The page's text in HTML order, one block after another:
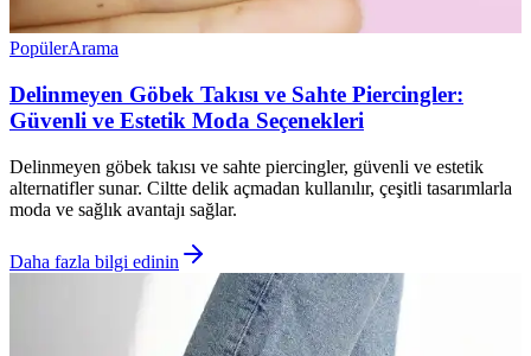
PopülerArama
Delinmeyen Göbek Takısı ve Sahte Piercingler:
Güvenli ve Estetik Moda Seçenekleri
Delinmeyen göbek takısı ve sahte piercingler, güvenli ve estetik
alternatifler sunar. Ciltte delik açmadan kullanılır, çeşitli tasarımlarla
moda ve sağlık avantajı sağlar.
Daha fazla bilgi edinin